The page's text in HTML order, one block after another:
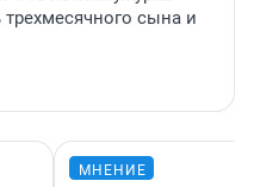
сына и
МНЕНИЕ